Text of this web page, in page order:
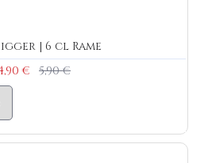
| 6 cl Rame
€
5,90 €